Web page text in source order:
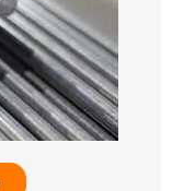
44.5
50.8
57.1
63.5
76.2